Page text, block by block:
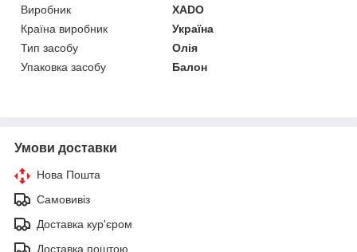
Виробник
ХАDО
Країна виробник
Україна
Тип засобу
Олія
Упаковка засобу
Балон
Умови доставки
Нова Пошта
Самовивіз
Доставка кур'єром
Доставка поштою